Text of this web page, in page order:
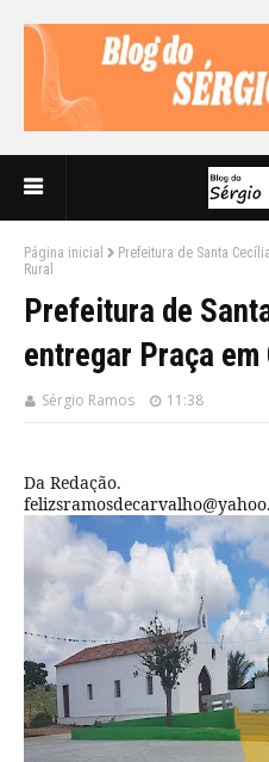
Página inicial
Prefeitura de Santa
Rural
Prefeitura de
entregar Praça em
Sérgio Ramos 11:38
Da Redação.